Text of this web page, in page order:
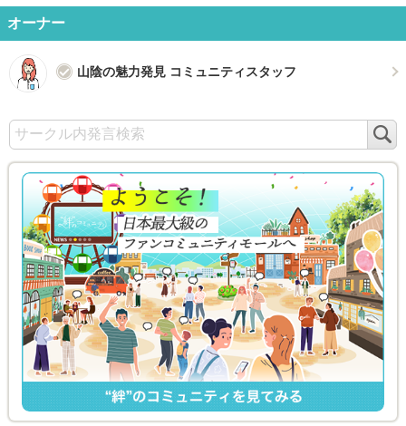
オーナー
山陰の魅力発見 コミュニティスタッフ
索